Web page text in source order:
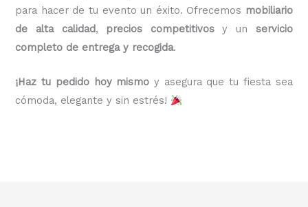
para hacer de tu evento un éxito. Ofrecemos mobiliario
de alta calidad, precios competitivosy un servicio
completo de entrega y recogida.
¡Haz tu pedido hoy mismo y asegura que tu fiesta sea
cómoda, elegante y sin estrés!